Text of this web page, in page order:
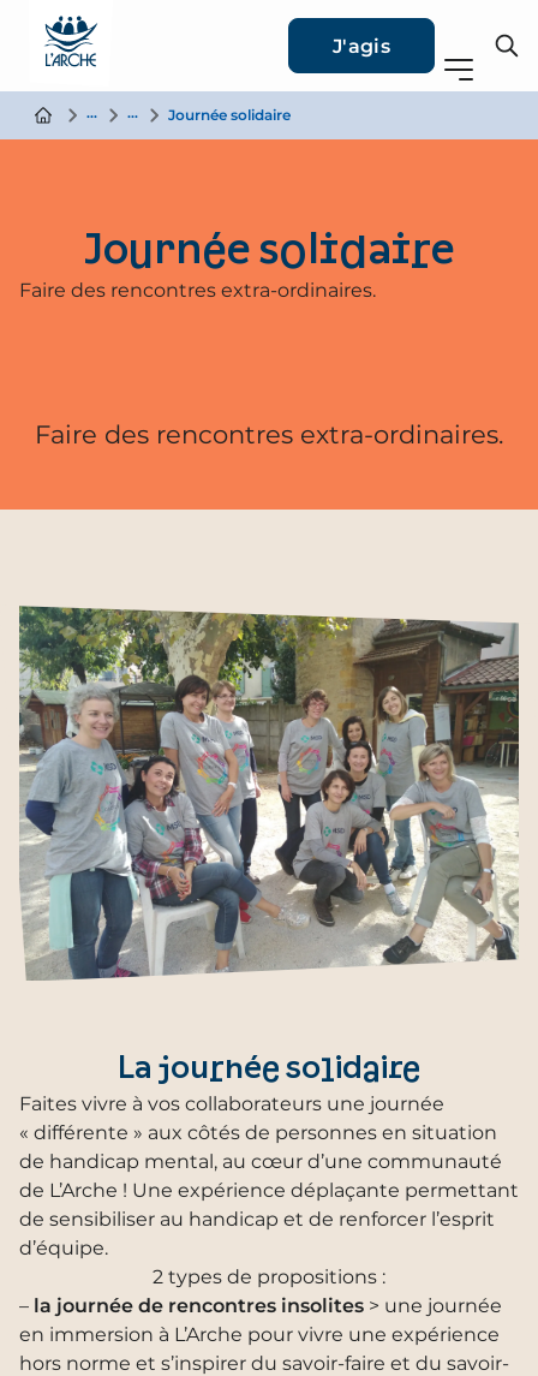
J'agis
Nous soutenir
Mécénats et Partenariats Entreprises
Journée solidaire
Journée solidaire
Faire des rencontres extra-ordinaires.
Faire des rencontres extra-ordinaires.
La journée solidaire
Faites vivre à vos collaborateurs une journée
« différente » aux côtés de personnes en situation
de handicap mental, au cœur d’une communauté
de L’Arche ! Une expérience déplaçante permettant
de sensibiliser au handicap et de renforcer l’esprit
d’équipe.
2 types de propositions :
– la journée de rencontres insolites > une journée
en immersion à L’Arche pour vivre une expérience
hors norme et s’inspirer du savoir-faire et du savoir-